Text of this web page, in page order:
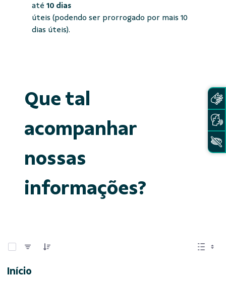
até 10 dias
úteis (podendo ser prorrogado por mais 10
dias úteis).
Que tal
acompanhar
nossas
informações?
Início